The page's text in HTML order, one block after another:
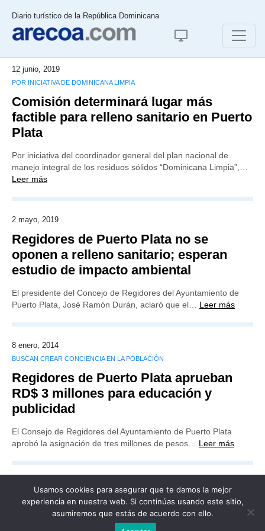
Diario turístico de la República Dominicana
12 junio, 2019
POR INICIATIVA DE DOMINICANA LIMPIA
Comisión determinará lugar más
factible para relleno sanitario en Puerto
Plata
Por iniciativa del coordinador general del plan nacional de
manejo integral de los residuos sólidos “Dominicana Limpia”,…
Leer más
2 mayo, 2019
Regidores de Puerto Plata no se
oponen a relleno sanitario; esperan
estudio de impacto ambiental
El presidente del Concejo de Regidores del Ayuntamiento de
Puerto Plata, José Ramón Durán, aclaró que el… Leer más
8 enero, 2014
BUSCAN CREAR CONCIENCIA EN LA POBLACIÓN
Regidores de Puerto Plata aprueban
RD$ 3 millones para educación y
publicidad
El Consejo de Regidores del Ayuntamiento de Puerto Plata
aprobó la asignación de tres millones de pesos… Leer más
Usamos cookies para asegurar que te damos la mejor
experiencia en nuestra web. Si continúas usando este sitio,
asumiremos que estás de acuerdo con ello.
Publicidad Redacción Contacto